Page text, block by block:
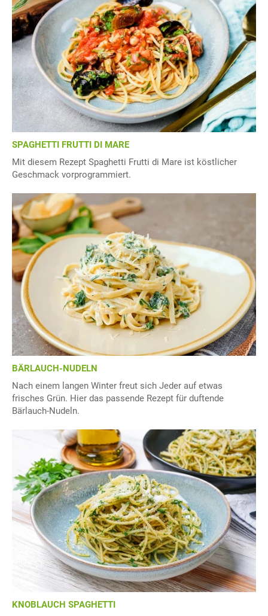
SPAGHETTI FRUTTI DI MARE
Mit diesem Rezept Spaghetti Frutti di Mare ist köstlicher
Geschmack vorprogrammiert.
BÄRLAUCH-NUDELN
Nach einem langen Winter freut sich Jeder auf etwas
frisches Grün. Hier das passende Rezept für duftende
Bärlauch-Nudeln.
KNOBLAUCH SPAGHETTI